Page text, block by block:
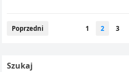
Nawigacja
Poprzedni 1 2 3
Szukaj